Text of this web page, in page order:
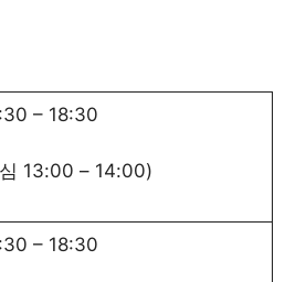
– 18:30
13:00 – 14:00)
– 18:30